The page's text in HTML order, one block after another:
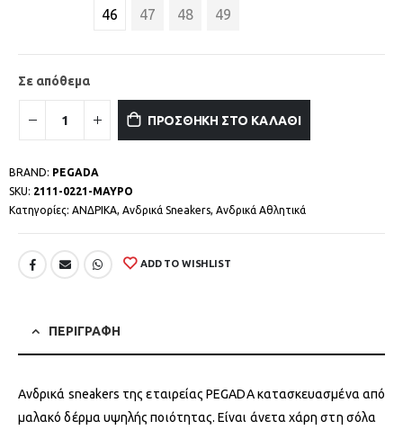
46 47 48 49
Σε απόθεμα
ΠΡΟΣΘΗΚΗ ΣΤΟ ΚΑΛΑΘΙ
BRAND: PEGADA
SKU: 2111-0221-ΜΑΥΡΟ
Κατηγορίες: ΑΝΔΡΙΚΑ, Ανδρικά Sneakers, Ανδρικά Αθλητικά
ADD TO WISHLIST
ΠΕΡΙΓΡΑΦΗ
Ανδρικά sneakers της εταιρείας PEGADA κατασκευασμένα από
μαλακό δέρμα υψηλής ποιότητας. Είναι άνετα χάρη στη σόλα